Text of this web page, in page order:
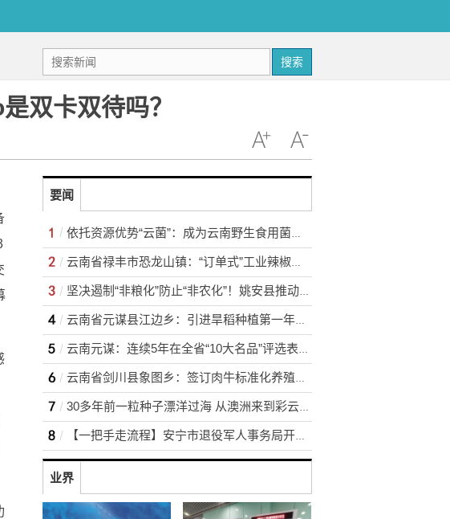
搜索
双卡双待吗？
要闻
依托资源优势“云菌”：成为云南野生食用菌产业的亮丽名片
云南省禄丰市恐龙山镇：“订单式”工业辣椒助推农民增收
坚决遏制“非粮化”防止“非农化”！姚安县推动高标准农田建设
云南省元谋县江边乡：引进旱稻种植第一年总产量达1044吨
云南元谋：连续5年在全省“10大名品”评选表彰中有所斩获
云南省剑川县象图乡：签订肉牛标准化养殖场发展建设协议
30多年前一粒种子漂洋过海 从澳洲来到彩云之南扎根临沧
【一把手走流程】安宁市退役军人事务局开展换位体验活动
业界